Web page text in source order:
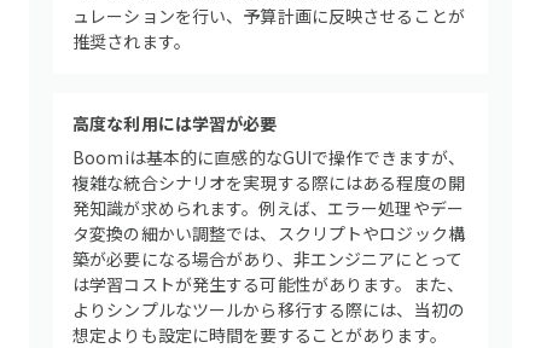
ュレーションを行い、予算計画に反映させることが
推奨されます。
高度な利用には学習が必要
Boomiは基本的に直感的なGUIで操作できますが、
複雑な統合シナリオを実現する際にはある程度の開
発知識が求められます。例えば、エラー処理やデー
タ変換の細かい調整では、スクリプトやロジック構
築が必要になる場合があり、非エンジニアにとって
は学習コストが発生する可能性があります。また、
よりシンプルなツールから移行する際には、当初の
想定よりも設定に時間を要することがあります。